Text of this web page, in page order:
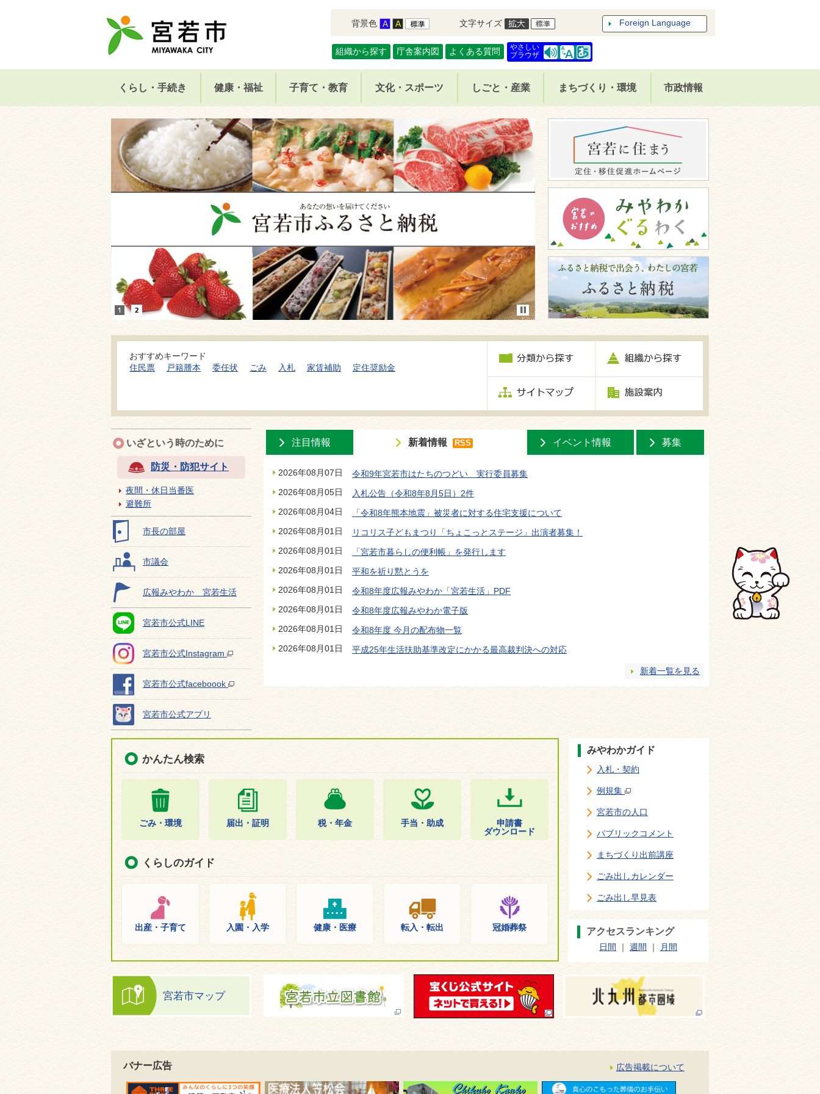
背景色 文字サイズ Foreign Language
組織から探す 庁舎案内図 よくある質問
やさしい
ブラウザ
くらし・手続き 健康・福祉 子育て・教育 文化・スポーツ しごと・産業 まちづくり・環境 市政情報
おすすめキーワード
住民票
戸籍謄本 委任状 ごみ 入札 家賃補助 定住奨励金
いざという時のために
防災・防犯サイト
夜間・休日当番医
避難所
市長の部屋
市議会
広報みやわか 宮若生活
宮若市公式LINE
宮若市公式Instagram
宮若市公式faceboook
宮若市公式アプリ
注目情報 新着情報 RSS イベント情報 募集
2026年08月07日
令和9年宮若市はたちのつどい 実行委員募集
2026年08月05日
入札公告（令和8年8月5日）2件
2026年08月04日
「令和8年熊本地震」被災者に対する住宅支援について
2026年08月01日
リコリス子どもまつり「ちょこっとステージ」出演者募集！
2026年08月01日
「宮若市暮らしの便利帳」を発行します
2026年08月01日
平和を祈り黙とうを
2026年08月01日
令和8年度広報みやわか「宮若生活」PDF
2026年08月01日
令和8年度広報みやわか電子版
2026年08月01日
令和8年度 今月の配布物一覧
2026年08月01日
平成25年生活扶助基準改定にかかる最高裁判決への対応
新着一覧を見る
かんたん検索
ごみ・環境 届出・証明 税・年金 手当・助成
申請書
ダウンロード
くらしのガイド
出産・子育て 入園・入学 健康・医療 転入・転出 冠婚葬祭
みやわかガイド
入札・契約
例規集
宮若市の人口
パブリックコメント
まちづくり出前講座
ごみ出しカレンダー
ごみ出し早見表
アクセスランキング
日間 ｜ 週間 ｜ 月間
宮若市マップ
バナー広告 広告掲載について